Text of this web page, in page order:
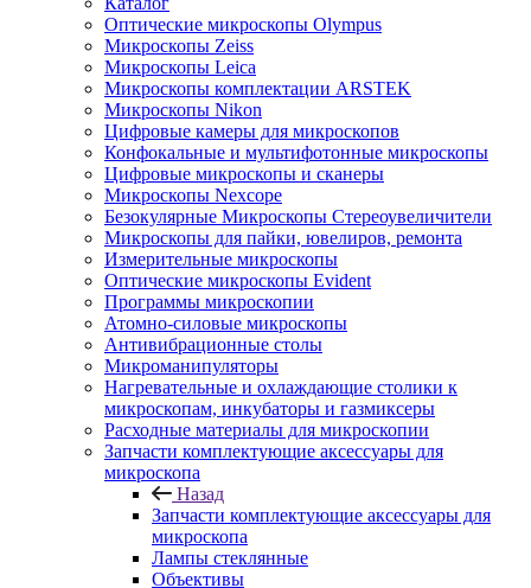
Оптические микроскопы Olympus
Микроскопы Zeiss
Микроскопы Leica
Микроскопы комплектации ARSTEK
Микроскопы Nikon
Цифровые камеры для микроскопов
Конфокальные и мультифотонные микроскопы
Цифровые микроскопы и сканеры
Микроскопы Nexcope
Безокулярные Микроскопы Стереоувеличители
Микроскопы для пайки, ювелиров, ремонта
Измерительные микроскопы
Оптические микроскопы Evident
Программы микроскопии
Атомно-силовые микроскопы
Антивибрационные столы
Микроманипуляторы
Нагревательные и охлаждающие столики к
микроскопам, инкубаторы и газмиксеры
Расходные материалы для микроскопии
Запчасти комплектующие аксессуары для
микроскопа
Назад
Запчасти комплектующие аксессуары для
микроскопа
Лампы стеклянные
Объективы